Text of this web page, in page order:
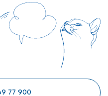
77 900